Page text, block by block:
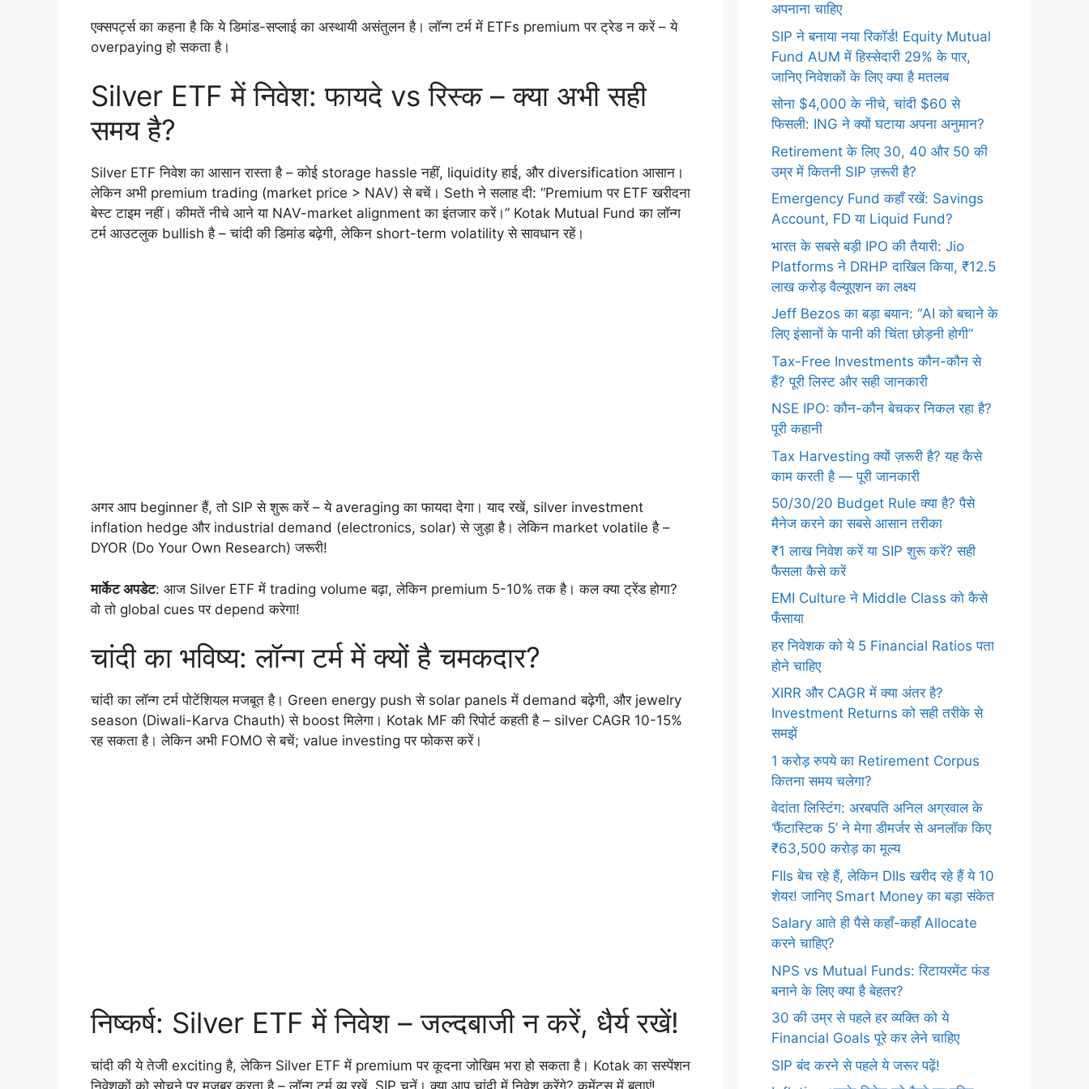
एक्सपर्ट्स का कहना है कि ये डिमांड-सप्लाई का अस्थायी असंतुलन है। लॉन्ग टर्म में ETFs premium पर ट्रेड न करें – ये
overpaying हो सकता है।
Silver ETF में निवेश: फायदे vs रिस्क – क्या अभी सही
समय है?
Silver ETF निवेश का आसान रास्ता है – कोई storage hassle नहीं, liquidity हाई, और diversification आसान।
लेकिन अभी premium trading (market price > NAV) से बचें। Seth ने सलाह दी: “Premium पर ETF खरीदना
बेस्ट टाइम नहीं। कीमतें नीचे आने या NAV-market alignment का इंतजार करें।” Kotak Mutual Fund का लॉन्ग
टर्म आउटलुक bullish है – चांदी की डिमांड बढ़ेगी, लेकिन short-term volatility से सावधान रहें।
अगर आप beginner हैं, तो SIP से शुरू करें – ये averaging का फायदा देगा। याद रखें, silver investment
inflation hedge और industrial demand (electronics, solar) से जुड़ा है। लेकिन market volatile है –
DYOR (Do Your Own Research) जरूरी!
मार्केट अपडेट: आज Silver ETF में trading volume बढ़ा, लेकिन premium 5-10% तक है। कल क्या ट्रेंड होगा?
वो तो global cues पर depend करेगा!
चांदी का भविष्य: लॉन्ग टर्म में क्यों है चमकदार?
चांदी का लॉन्ग टर्म पोटेंशियल मजबूत है। Green energy push से solar panels में demand बढ़ेगी, और jewelry
season (Diwali-Karva Chauth) से boost मिलेगा। Kotak MF की रिपोर्ट कहती है – silver CAGR 10-15%
रह सकता है। लेकिन अभी FOMO से बचें; value investing पर फोकस करें।
निष्कर्ष: Silver ETF में निवेश – जल्दबाजी न करें, धैर्य रखें!
चांदी की ये तेजी exciting है, लेकिन Silver ETF में premium पर कूदना जोखिम भरा हो सकता है। Kotak का सस्पेंशन
निवेशकों को सोचने पर मजबूर करता है – लॉन्ग टर्म व्यू रखें, SIP चुनें। क्या आप चांदी में निवेश करेंगे? कमेंट्स में बताएं!
अपनाना चाहिए
SIP ने बनाया नया रिकॉर्ड! Equity Mutual
Fund AUM में हिस्सेदारी 29% के पार,
जानिए निवेशकों के लिए क्या है मतलब
सोना $4,000 के नीचे, चांदी $60 से
फिसली: ING ने क्यों घटाया अपना अनुमान?
Retirement के लिए 30, 40 और 50 की
उम्र में कितनी SIP ज़रूरी है?
Emergency Fund कहाँ रखें: Savings
Account, FD या Liquid Fund?
भारत के सबसे बड़ी IPO की तैयारी: Jio
Platforms ने DRHP दाखिल किया, ₹12.5
लाख करोड़ वैल्यूएशन का लक्ष्य
Jeff Bezos का बड़ा बयान: “AI को बचाने के
लिए इंसानों के पानी की चिंता छोड़नी होगी”
Tax-Free Investments कौन-कौन से
हैं? पूरी लिस्ट और सही जानकारी
NSE IPO: कौन-कौन बेचकर निकल रहा है?
पूरी कहानी
Tax Harvesting क्यों ज़रूरी है? यह कैसे
काम करती है — पूरी जानकारी
50/30/20 Budget Rule क्या है? पैसे
मैनेज करने का सबसे आसान तरीका
₹1 लाख निवेश करें या SIP शुरू करें? सही
फैसला कैसे करें
EMI Culture ने Middle Class को कैसे
फँसाया
हर निवेशक को ये 5 Financial Ratios पता
होने चाहिए
XIRR और CAGR में क्या अंतर है?
Investment Returns को सही तरीके से
समझें
1 करोड़ रुपये का Retirement Corpus
कितना समय चलेगा?
वेदांता लिस्टिंग: अरबपति अनिल अग्रवाल के
‘फैंटास्टिक 5’ ने मेगा डीमर्जर से अनलॉक किए
₹63,500 करोड़ का मूल्य
FIIs बेच रहे हैं, लेकिन DIIs खरीद रहे हैं ये 10
शेयर! जानिए Smart Money का बड़ा संकेत
Salary आते ही पैसे कहाँ-कहाँ Allocate
करने चाहिए?
NPS vs Mutual Funds: रिटायरमेंट फंड
बनाने के लिए क्या है बेहतर?
30 की उम्र से पहले हर व्यक्ति को ये
Financial Goals पूरे कर लेने चाहिए
SIP बंद करने से पहले ये जरूर पढ़ें!